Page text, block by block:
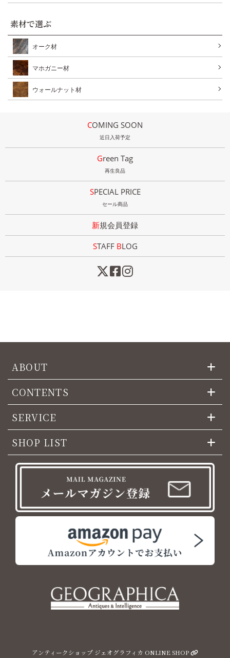
素材で選ぶ
オーク材
マホガニー材
ウォールナット材
COMING SOON
近日入荷予定
Green Tag
再生良品
SPECIAL PRICE
セール商品
新規会員登録
STAFF BLOG
ABOUT
CONTENTS
SERVICE
SHOP LIST
アンティークショップ ジェオグラフィカ ONLINE SHOP